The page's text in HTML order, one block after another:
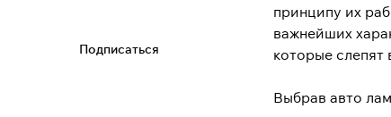
принципу их
важнейших
которые слепят
Выбрав авто
Подписаться